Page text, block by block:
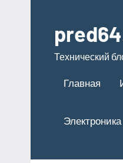
содержимому
Технический
Главная